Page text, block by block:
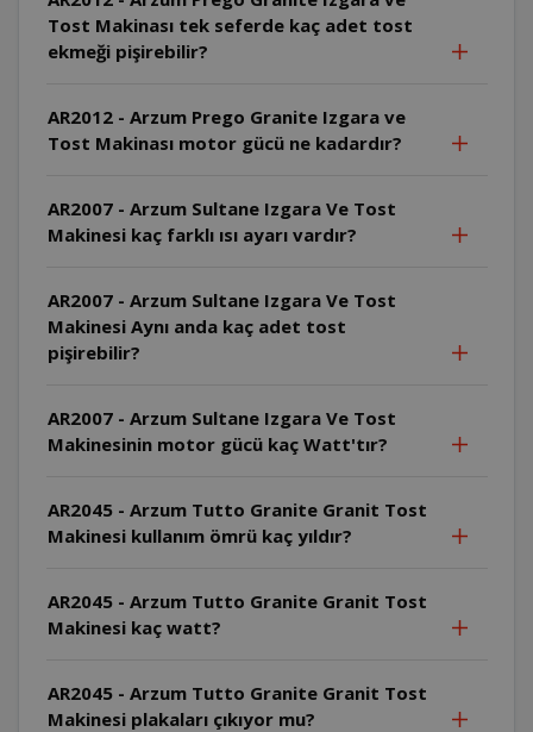
Tost Makinası tek seferde kaç adet tost
ekmeği pişirebilir?
AR2012 - Arzum Prego Granite Izgara ve
Tost Makinası motor gücü ne kadardır?
AR2007 - Arzum Sultane Izgara Ve Tost
Makinesi kaç farklı ısı ayarı vardır?
AR2007 - Arzum Sultane Izgara Ve Tost
Makinesi Aynı anda kaç adet tost
pişirebilir?
AR2007 - Arzum Sultane Izgara Ve Tost
Makinesinin motor gücü kaç Watt'tır?
AR2045 - Arzum Tutto Granite Granit Tost
Makinesi kullanım ömrü kaç yıldır?
AR2045 - Arzum Tutto Granite Granit Tost
Makinesi kaç watt?
AR2045 - Arzum Tutto Granite Granit Tost
Makinesi plakaları çıkıyor mu?